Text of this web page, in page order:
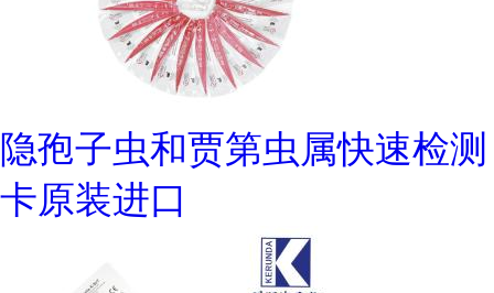
隐孢子虫和贾第虫属快速检测
卡原装进口